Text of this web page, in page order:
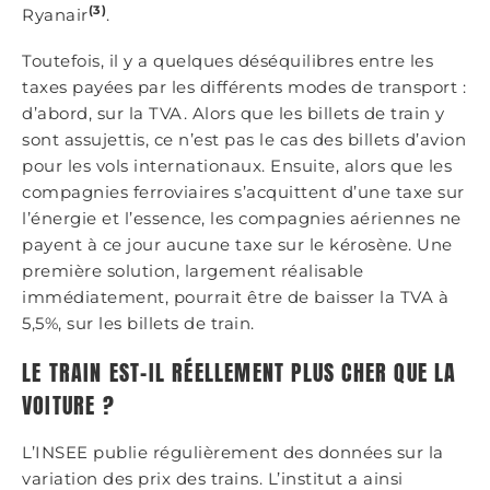
Ryanair(3).
Toutefois, il y a quelques déséquilibres entre les
taxes payées par les différents modes de transport :
d’abord, sur la TVA. Alors que les billets de train y
sont assujettis, ce n’est pas le cas des billets d’avion
pour les vols internationaux. Ensuite, alors que les
compagnies ferroviaires s’acquittent d’une taxe sur
l’énergie et l’essence, les compagnies aériennes ne
payent à ce jour aucune taxe sur le kérosène. Une
première solution, largement réalisable
immédiatement, pourrait être de baisser la TVA à
5,5%, sur les billets de train.
LE TRAIN EST-IL RÉELLEMENT PLUS CHER QUE LA
VOITURE ?
L’INSEE publie régulièrement des données sur la
variation des prix des trains. L’institut a ainsi